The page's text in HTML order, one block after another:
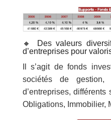
🔸 Des valeurs
d’entreprises pour
Il s’agit de fonds
sociétés de gestion,
d’entreprises,
Obligations, Immobilier,